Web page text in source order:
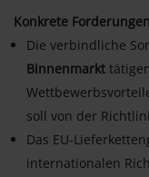
Konkrete
Die verbindliche
Binnenmarkt
soll von der
Das EU-
internationalen